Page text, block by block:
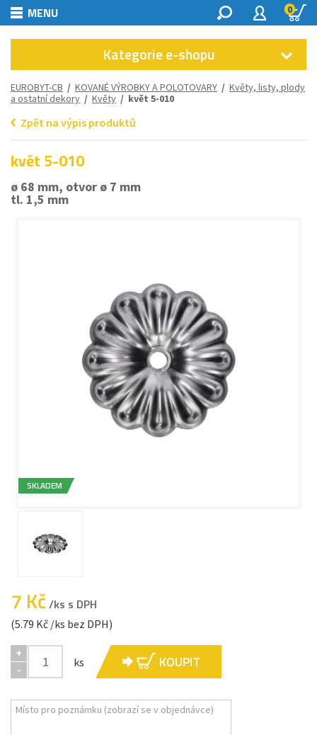
MENU 0
Kategorie e-shopu
EUROBYT-CB / KOVANÉ VÝROBKY A POLOTOVARY / Květy, listy, plody
a ostatní dekory / Květy / květ 5-010
Zpět na výpis produktů
květ 5-010
ø 68 mm, otvor ø 7 mm
tl. 1,5 mm
SKLADEM
7 Kč/ks s DPH
(5.79 Kč /ks bez DPH)
+
-
ks KOUPIT